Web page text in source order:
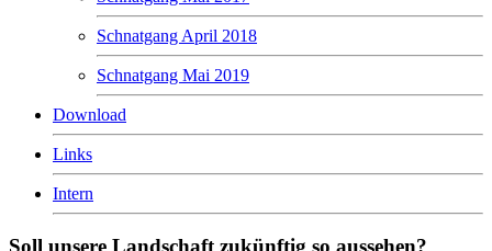
Schnatgang April 2018
Schnatgang Mai 2019
Download
Links
Intern